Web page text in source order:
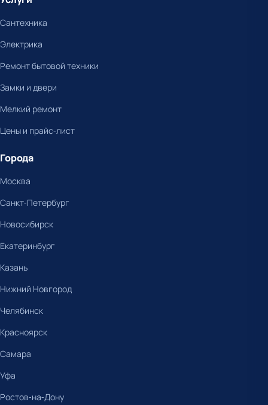
Сантехника
Электрика
Ремонт бытовой техники
Замки и двери
Мелкий ремонт
Цены и прайс-лист
Города
Москва
Санкт-Петербург
Новосибирск
Екатеринбург
Казань
Нижний Новгород
Челябинск
Красноярск
Самара
Уфа
Ростов-на-Дону